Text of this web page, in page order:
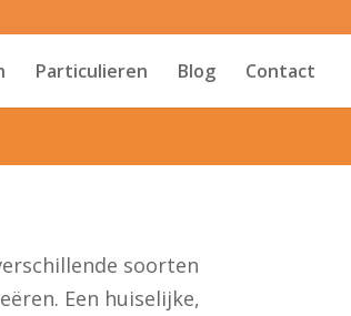
Particulieren Blog Contact
soorten
Een huiselijke,